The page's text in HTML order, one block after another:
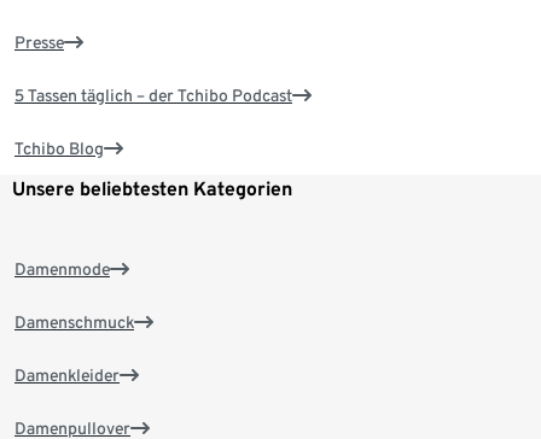
Presse
5 Tassen täglich – der Tchibo Podcast
Tchibo Blog
Unsere beliebtesten Kategorien
Damenmode
Damenschmuck
Damenkleider
Damenpullover